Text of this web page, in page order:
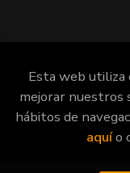
2026 © Librería
Esta web utiliza
mejorar nuestros
hábitos de
aquío